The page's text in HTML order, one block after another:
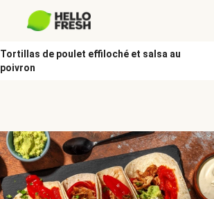
Tortillas de poulet effiloché et salsa au
poivron